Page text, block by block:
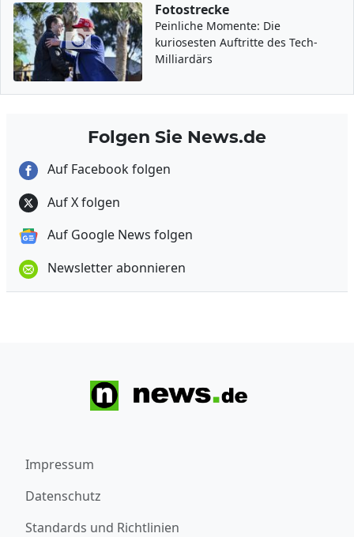
Fotostrecke
Peinliche Momente: Die
kuriosesten Auftritte des Tech-
Milliardärs
Folgen Sie News.de
Auf Facebook folgen
Auf X folgen
Auf Google News folgen
Newsletter abonnieren
Impressum
Datenschutz
Standards und Richtlinien